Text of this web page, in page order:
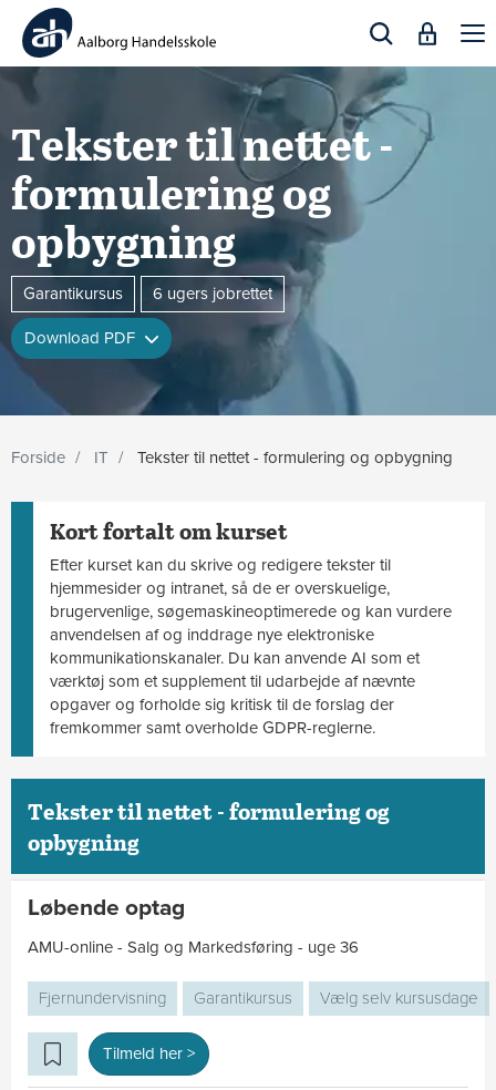
Tekster til nettet -
formulering og
opbygning
Garantikursus 6 ugers jobrettet
Download PDF
Forside IT Tekster til nettet - formulering og opbygning
Kort fortalt om kurset
Efter kurset kan du skrive og redigere tekster til
hjemmesider og intranet, så de er overskuelige,
brugervenlige, søgemaskineoptimerede og kan vurdere
anvendelsen af og inddrage nye elektroniske
kommunikationskanaler. Du kan anvende AI som et
værktøj som et supplement til udarbejde af nævnte
opgaver og forholde sig kritisk til de forslag der
fremkommer samt overholde GDPR-reglerne.
Tekster til nettet - formulering og
opbygning
Løbende optag
AMU-online - Salg og Markedsføring - uge 36
Fjernundervisning Garantikursus Vælg selv kursusdage
Tilmeld her >